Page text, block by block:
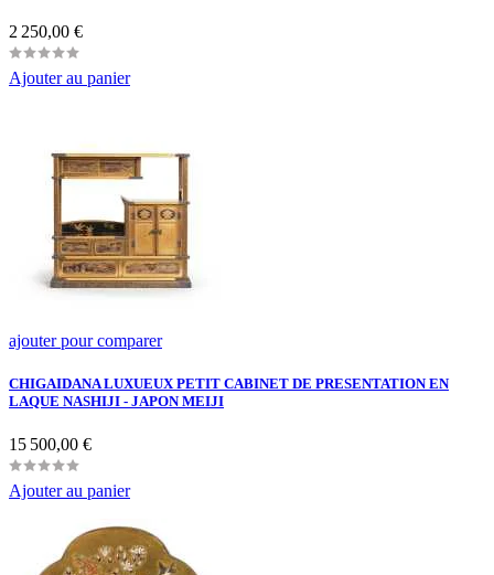
Prix
2 250,00 €
Ajouter au panier
ajouter pour comparer
CHIGAIDANA LUXUEUX PETIT CABINET DE PRESENTATION EN
LAQUE NASHIJI - JAPON MEIJI
Prix
15 500,00 €
Ajouter au panier